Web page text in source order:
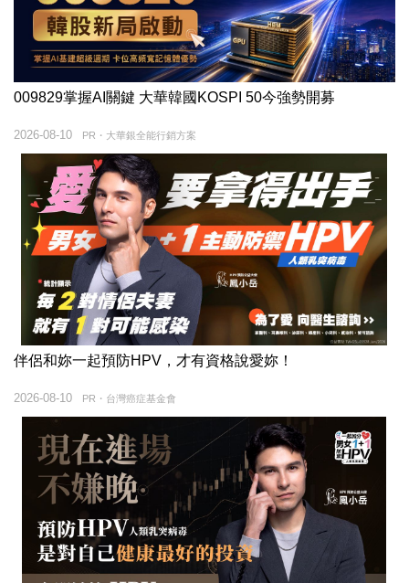
009829掌握AI關鍵 大華韓國KOSPI 50今強勢開募
PR・大華銀全能行銷方案
2026-08-10
伴侶和妳一起預防HPV，才有資格說愛妳！
PR・台灣癌症基金會
2026-08-10